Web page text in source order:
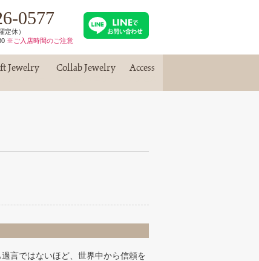
0577
定休）
※ご入店時間のご注意
Jewelry Collab Jewelry Access
言ではないほど、世界中から信頼を